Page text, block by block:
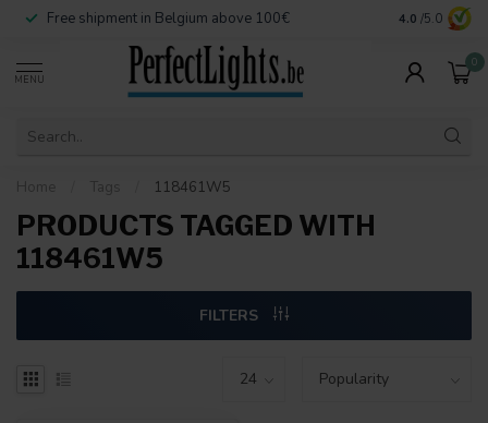
Free shipment in Belgium above 100€ Secure
4.0 /5.0
MENU
0
Home Tags 118461W5
PRODUCTS TAGGED WITH
118461W5
FILTERS